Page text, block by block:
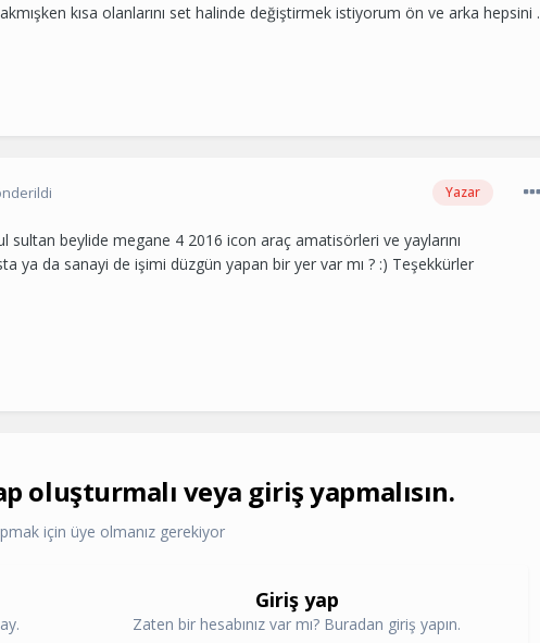
kısa olanlarını set halinde değiştirmek istiyorum ön ve arka hepsini .
Yazar
sultan beylide megane 4 2016 icon araç amatisörleri ve yaylarını
ya da sanayi de işimi düzgün yapan bir yer var mı ? :) Teşekkürler
oluşturmalı veya giriş yapmalısın.
için üye olmanız gerekiyor
Giriş yap
Zaten bir hesabınız var mı? Buradan giriş yapın.